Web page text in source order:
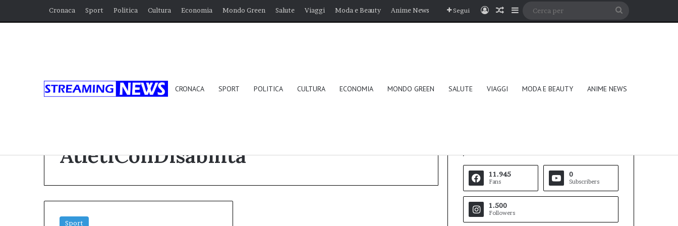
Cronaca Sport Politica Cultura Economia Mondo Green Salute Viaggi Moda e Beauty Anime News Segui AccediUn articolo a caso
Barra laterale
CRONACA SPORT POLITICA CULTURA ECONOMIA MONDO GREEN SALUTE VIAGGI MODA E BEAUTY ANIME NEWS
AtletiConDisabilità
Sport
11.945
Fans
0
Subscribers
1.500
Followers